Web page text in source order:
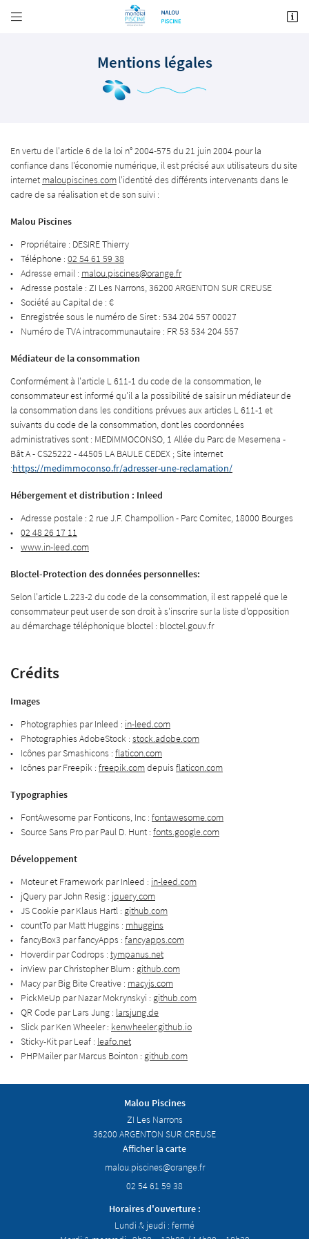

NOS PISCINES
NOS SPAS
ÉQUIPEMENTS
ENTRETIEN
NOS PRODUITS
EN IMAGES
AVIS
ACTUALITÉS
CONTACT

Recopier le code ci-contre
Rafraîchir le captcha
email indiqué ci-dessus. Vous pouvez vous désinscrire à tout moment en utilisantle
formulaire de désinscription .
INSCRIPTION
Mentions légales
En vertu de l'article 6 de la loi n° 2004-575 du 21 juin 2004 pour la
confiance dans l'économie numérique, il est précisé aux utilisateurs du site
internet maloupiscines.com l'identité des différents intervenants dans le
cadre de sa réalisation et de son suivi :
Malou Piscines
Propriétaire : DESIRE Thierry
Téléphone : 02 54 61 59 38
Adresse email :
Adresse postale : ZI Les Narrons, 36200 ARGENTON SUR CREUSE
Société au Capital de : €
Enregistrée sous le numéro de Siret : 534 204 557 00027
Numéro de TVA intracommunautaire : FR 53 534 204 557
Médiateur de la consommation
Conformément à l'article L 611-1 du code de la consommation, le
consommateur est informé qu'il a la possibilité de saisir un médiateur de
la consommation dans les conditions prévues aux articles L 611-1 et
suivants du code de la consommation, dont les coordonnées
administratives sont : MEDIMMOCONSO, 1 Allée du Parc de Mesemena -
Bât A - CS25222 - 44505 LA BAULE CEDEX ; Site internet
:https://medimmoconso.fr/adresser-une-reclamation/
Hébergement et distribution : Inleed
Adresse postale : 2 rue J.F. Champollion - Parc Comitec, 18000 Bourges
02 48 26 17 11
www.in-leed.com
Bloctel-Protection des données personnelles:
Selon l'article L.223-2 du code de la consommation, il est rappelé que le
consommateur peut user de son droit à s'inscrire sur la liste d'opposition
au démarchage téléphonique bloctel : bloctel.gouv.fr
Crédits
Images
Photographies par Inleed : in-leed.com
Photographies AdobeStock : stock.adobe.com
Icônes par Smashicons : flaticon.com
Icônes par Freepik : freepik.comdepuis flaticon.com
Typographies
FontAwesome par Fonticons, Inc : fontawesome.com
Source Sans Pro par Paul D. Hunt : fonts.google.com
Développement
Moteur et Framework par Inleed : in-leed.com
jQuery par John Resig : jquery.com
JS Cookie par Klaus Hartl : github.com
countTo par Matt Huggins : mhuggins
fancyBox3 par fancyApps : fancyapps.com
Hoverdir par Codrops : tympanus.net
inView par Christopher Blum : github.com
Macy par Big Bite Creative : macyjs.com
PickMeUp par Nazar Mokrynskyi : github.com
QR Code par Lars Jung : larsjung.de
Slick par Ken Wheeler : kenwheeler.github.io
Sticky-Kit par Leaf : leafo.net
PHPMailer par Marcus Bointon : github.com
Malou Piscines
ZI Les Narrons
36200 ARGENTON SUR CREUSE
Afficher la carte
02 54 61 59 38
Horaires d'ouverture :
Lundi & jeudi : fermé